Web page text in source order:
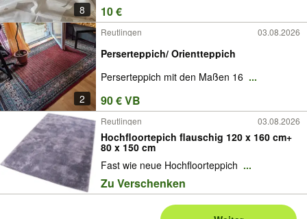
8 10 €
2
Reutlingen 03.08.2026
Perserteppich/ Orientteppich
Perserteppich mit den Maßen 16 ...
90 € VB
Reutlingen 03.08.2026
Hochfloortepich flauschig 120 x 160 cm+
80 x 150 cm
Fast wie neue Hochfloorteppich ...
Zu Verschenken